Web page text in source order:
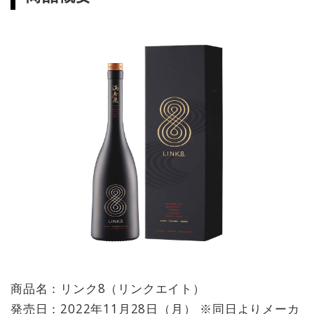
商品名：リンク8（リンクエイト）
発売日：2022年11月28日（月） ※同日よりメーカ